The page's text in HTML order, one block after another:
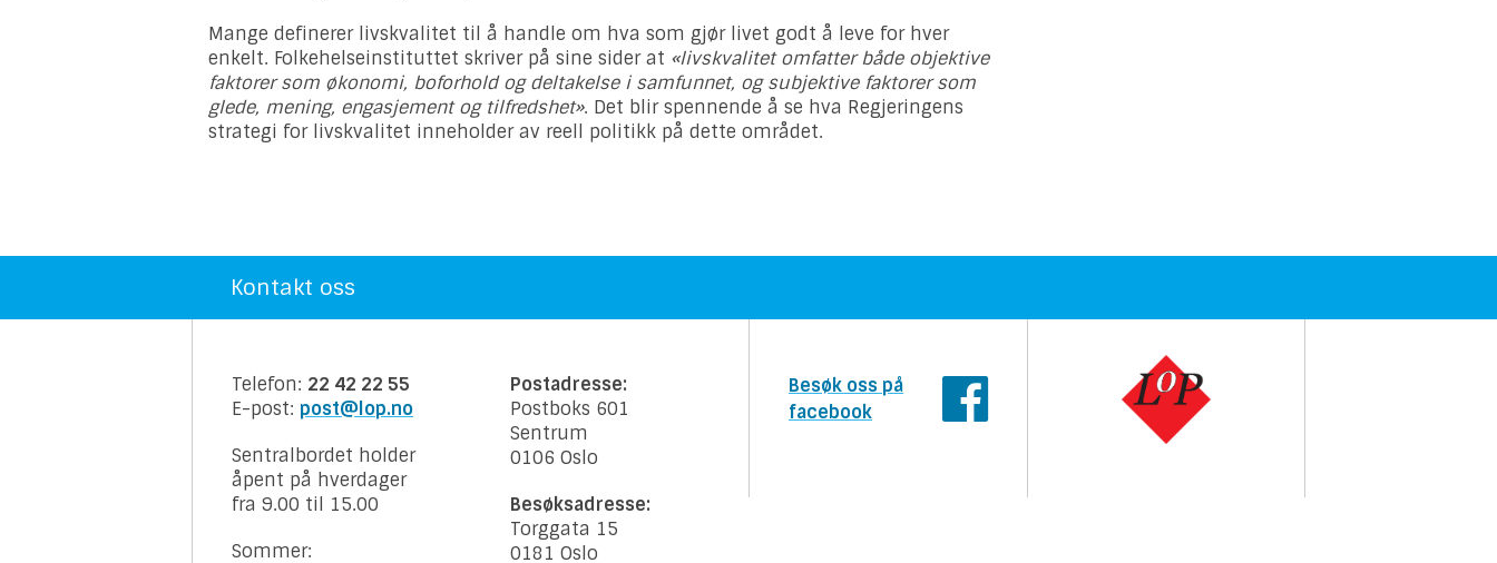
Mange definerer livskvalitet til å handle om hva som gjør livet godt å leve for hver
enkelt. Folkehelseinstituttet skriver på sine sider at «livskvalitet omfatter både objektive
faktorer som økonomi, boforhold og deltakelse i samfunnet, og subjektive faktorer som
glede, mening, engasjement og tilfredshet». Det blir spennende å se hva Regjeringens
strategi for livskvalitet inneholder av reell politikk på dette området.
Kontakt oss
Telefon: 22 42 22 55
E-post: post@lop.no
Sentralbordet holder
åpent på hverdager
fra 9.00 til 15.00
Sommer:
Postadresse:
Postboks 601
Sentrum
0106 Oslo
Besøksadresse:
Torggata 15
0181 Oslo
Besøk oss på
facebook